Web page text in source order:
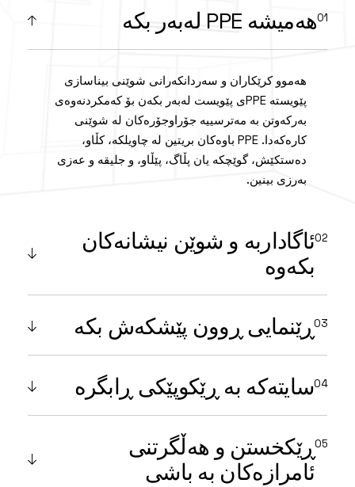
هەمیشە PPE لەبەر بکە
هەموو کرێکاران و سەردانکەرانی شوێنی بیناسازی
پێویستە PPEی پێویست لەبەر بکەن بۆ کەمکردنەوەی
بەرکەوتن بە مەترسییە جۆراوجۆرەکان لە شوێنی
کارەکەدا. PPE باوەکان بریتین لە چاویلکە، کڵاو،
دەستکێش، گوێچکە یان پڵاگ، پێڵاو، و جلیقە و عەزی
بەرزی بینین.
ئاگاداربە و شوێن نیشانەکان
بکەوە
ڕێنمایی ڕوون پێشکەش بکە
سایتەکە بە ڕێکوپێکی ڕابگرە
ڕێکخستن و هەڵگرتنی
ئامرازەکان بە باشی